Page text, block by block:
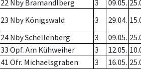
22 Nby Bramandlberg 3 09.05.
23 Nby Königswald 3 29.04.
24 Nby Schellenberg 3 09.05.
33 Opf. Am Kühweiher 3 12.05.
41 Ofr. Michaelsgraben 3 16.05.